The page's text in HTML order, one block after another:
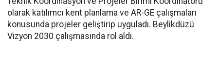
olarak katılımcı kent planlama ve AR-GE çalışmaları
konusunda projeler geliştirip uyguladı. Beylikdüzü
Vizyon 2030 çalışmasında rol aldı.